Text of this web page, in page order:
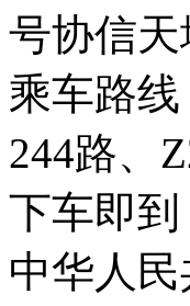
号协信
乘车路
244路、
下车即到
中华人